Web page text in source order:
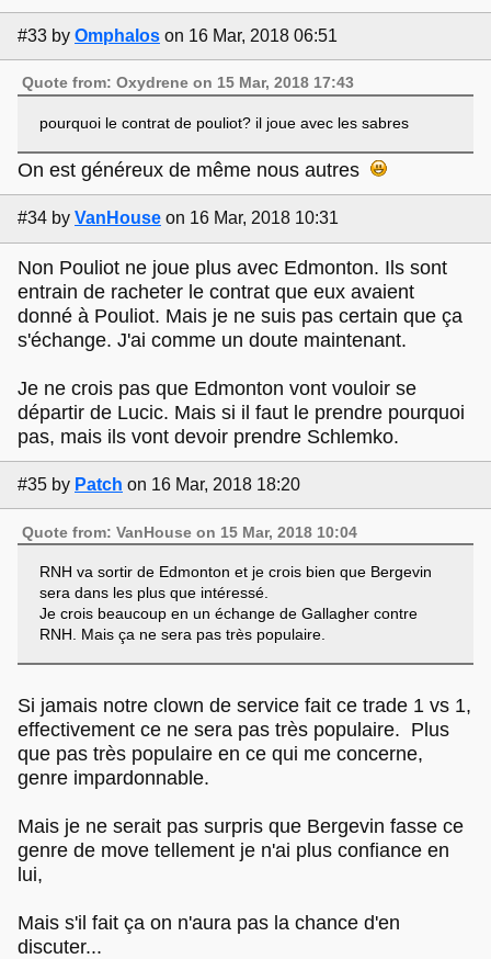
#33 by Omphalos on 16 Mar, 2018 06:51
Quote from: Oxydrene on 15 Mar, 2018 17:43
pourquoi le contrat de pouliot? il joue avec les sabres
On est généreux de même nous autres
#34 by VanHouse on 16 Mar, 2018 10:31
Non Pouliot ne joue plus avec Edmonton. Ils sont
entrain de racheter le contrat que eux avaient
donné à Pouliot. Mais je ne suis pas certain que ça
s'échange. J'ai comme un doute maintenant.
Je ne crois pas que Edmonton vont vouloir se
départir de Lucic. Mais si il faut le prendre pourquoi
pas, mais ils vont devoir prendre Schlemko.
#35 by Patch on 16 Mar, 2018 18:20
Quote from: VanHouse on 15 Mar, 2018 10:04
RNH va sortir de Edmonton et je crois bien que Bergevin
sera dans les plus que intéressé.
Je crois beaucoup en un échange de Gallagher contre
RNH. Mais ça ne sera pas très populaire.
Si jamais notre clown de service fait ce trade 1 vs 1,
effectivement ce ne sera pas très populaire. Plus
que pas très populaire en ce qui me concerne,
genre impardonnable.
Mais je ne serait pas surpris que Bergevin fasse ce
genre de move tellement je n'ai plus confiance en
lui,
Mais s'il fait ça on n'aura pas la chance d'en
discuter...